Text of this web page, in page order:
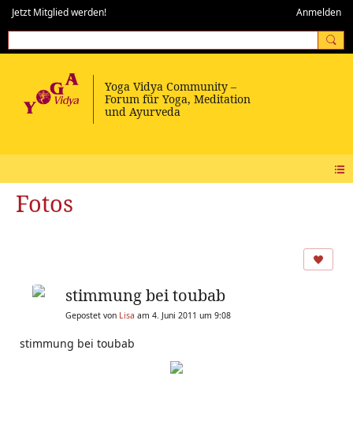
Jetzt Mitglied werden! Anmelden
Fotos
stimmung bei toubab
Gepostet von Lisa am 4. Juni 2011 um 9:08
stimmung bei toubab